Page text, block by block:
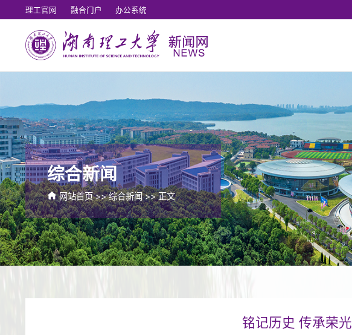
理工官网 融合门户 办公系统
综合新闻
网站首页>>综合新闻>> 正文
铭记历史 传承荣光